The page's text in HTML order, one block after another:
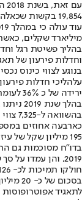
19,854 בקשות שכאלה.
בהליך פשיטת רגל
וחדלות פירעון של
עלהליכי חדלות פירעון
ירידה של כ 36% לעומת שנת 2018, בה ניתנו 19,538 צווי כינוס.
כארבעה אחוזים במספר
195 מיליון שקל של עיזבונות נתרמו למדינה
בדו"ח מסוכמות גם
בסכום
לתאגיד